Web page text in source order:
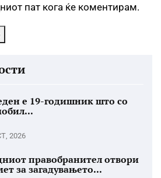
пат кога ќе коментирам.
е 19-годишник што со
2026
правобранител отвори
за загадувањето...